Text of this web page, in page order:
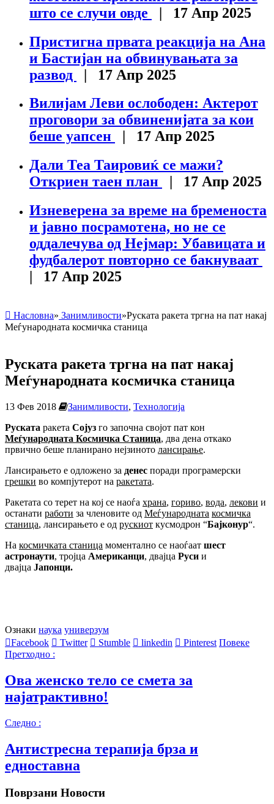
што се случи овде
| 17 Апр 2025
Пристигна првата реакција на Ана
и Бастијан на обвинувањата за
развод
| 17 Апр 2025
Вилијам Леви ослободен: Актерот
проговори за обвиненијата за кои
беше уапсен
| 17 Апр 2025
Дали Теа Таировиќ се мажи?
Откриен таен план
| 17 Апр 2025
Изневерена за време на бременоста
и јавно посрамотена, но не се
оддалечува од Нејмар: Убавицата и
фудбалерот повторно се бакнуваат
| 17 Апр 2025
Насловна» Занимливости»Руската ракета тргна на пат накај
Меѓународната космичка станица
Руската ракета тргна на пат накај
Меѓународната космичка станица
13 Фев 2018 Занимливости, Технологија
Руската ракета Сојуз го започна својот пат кон
Меѓународната Космичка Станица, два дена откако
првично беше планирано нејзиното лансирање.
Лансирањето е одложено за денес поради програмерски
грешки во компјутерот на ракетата.
Ракетата со терет на кој се наоѓа храна, гориво, вода, лекови и
останати работи за членовите од Меѓународната космичка
станица, лансирањето е од рускиот кусмодрон “Бајконур“.
На космичката станица моментално се наоѓаат шест
астронаути, тројца Американци, двајца Руси и
двајца Јапонци.
Ознаки наука универзум
Facebook
Twitter Stumble linkedin Pinterest Повеке
Претходно :
Ова женско тело се смета за
најатрактивно!
Следно :
Антистресна терапија брза и
едноставна
Поврзани Новости